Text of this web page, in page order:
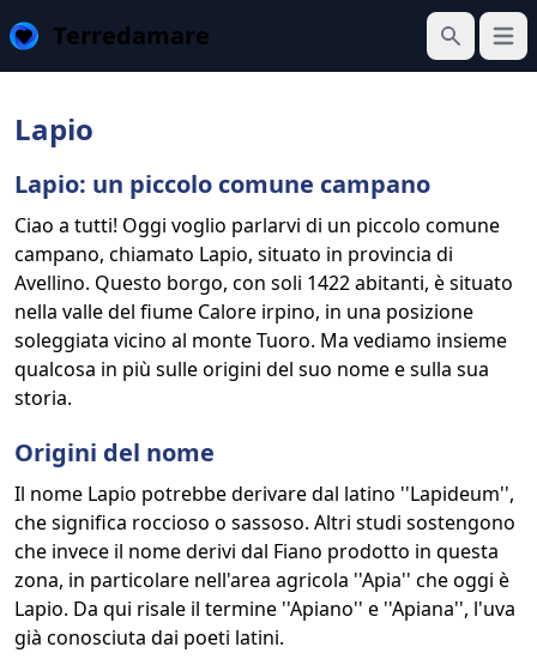
Terredamare
Cerca
Apri
Lapio
Lapio: un piccolo comune campano
Ciao a tutti! Oggi voglio parlarvi di un piccolo comune
campano, chiamato Lapio, situato in provincia di
Avellino. Questo borgo, con soli 1422 abitanti, è situato
nella valle del fiume Calore irpino, in una posizione
soleggiata vicino al monte Tuoro. Ma vediamo insieme
qualcosa in più sulle origini del suo nome e sulla sua
storia.
Origini del nome
Il nome Lapio potrebbe derivare dal latino ''Lapideum'',
che significa roccioso o sassoso. Altri studi sostengono
che invece il nome derivi dal Fiano prodotto in questa
zona, in particolare nell'area agricola ''Apia'' che oggi è
Lapio. Da qui risale il termine ''Apiano'' e ''Apiana'', l'uva
già conosciuta dai poeti latini.